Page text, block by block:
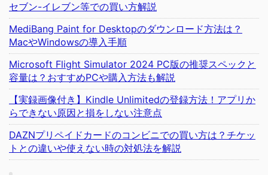
セブン-イレブン等での買い方解説
MediBang Paint for Desktopのダウンロード方法は？
MacやWindowsの導入手順
Microsoft Flight Simulator 2024 PC版の推奨スペックと
容量は？おすすめPCや購入方法も解説
【実録画像付き】Kindle Unlimitedの登録方法！アプリか
らできない原因と損をしない注意点
DAZNプリペイドカードのコンビニでの買い方は？チケッ
トとの違いや使えない時の対処法を解説